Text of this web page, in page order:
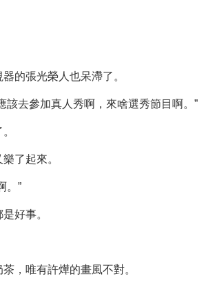
的張光榮人也呆滯了。
該去參加真人秀啊，來啥選秀節目啊。”
了起來。
。”
好事。
，唯有許燁的畫風不對。